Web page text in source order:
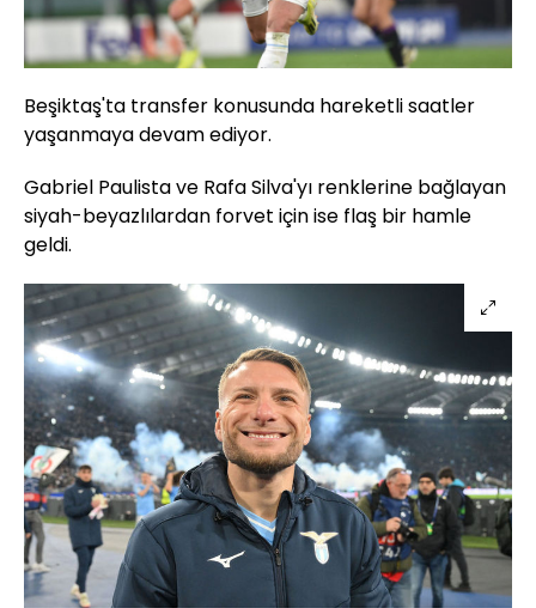
Beşiktaş'ta transfer konusunda hareketli saatler
yaşanmaya devam ediyor.
Gabriel Paulista ve Rafa Silva'yı renklerine bağlayan
siyah-beyazlılardan forvet için ise flaş bir hamle
geldi.